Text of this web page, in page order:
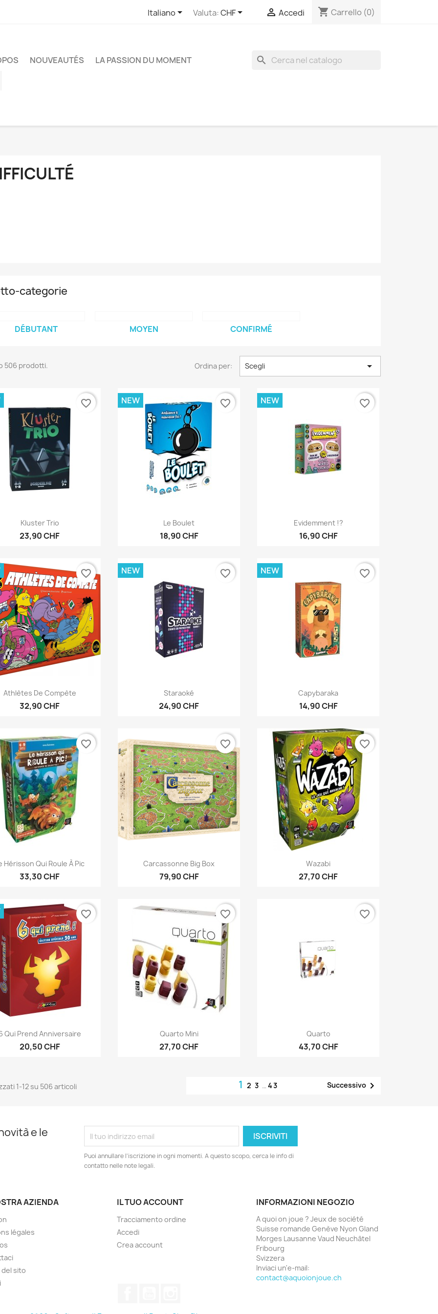
Italiano Valuta:CHF  Accedi shopping_cart Carrello (0)
NOUVEAUTÉS LA PASSION DU MOMENT search
categorie
DÉBUTANT MOYEN CONFIRMÉ
506 prodotti. Ordina per: Scegli 
Anteprima
Kluster Trio
23,90 CHF
favorite_border
Anteprima
Le Boulet
18,90 CHF
NEW favorite_border
Anteprima
Evidemment !?
16,90 CHF
NEW favorite_border
Anteprima
Athlètes De Compète
32,90 CHF
favorite_border
Anteprima
Staraoké
24,90 CHF
NEW favorite_border
Anteprima
Capybaraka
14,90 CHF
NEW favorite_border
Anteprima
Hérisson Qui Roule À Pic
33,30 CHF
favorite_border
Anteprima
Carcassonne Big Box
79,90 CHF
favorite_border
Anteprima
Wazabi
27,70 CHF
favorite_border
Anteprima
Qui Prend Anniversaire
20,50 CHF
favorite_border
Anteprima
Quarto Mini
27,70 CHF
favorite_border
Anteprima
Quarto
43,70 CHF
favorite_border
1-12 su 506 articoli 1 2 3 … 43 Successivo
e le
Puoi annullare l'iscrizione in ogni momenti. A questo scopo, cerca le info di
contatto nelle note legali.
AZIENDA
légales
del sito
IL TUO ACCOUNT
Tracciamento ordine
Accedi
Crea account
INFORMAZIONI NEGOZIO
A quoi on joue ? Jeux de société
Suisse romande Genève Nyon Gland
Morges Lausanne Vaud Neuchâtel
Fribourg
Svizzera
Inviaci un'e-mail:
contact@aquoionjoue.ch